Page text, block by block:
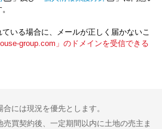
いる場合に、メールが正しく届かないこ
group.com」のドメインを受信できる
には現況を優先とします。
買契約後、一定期間以内に土地の売主ま